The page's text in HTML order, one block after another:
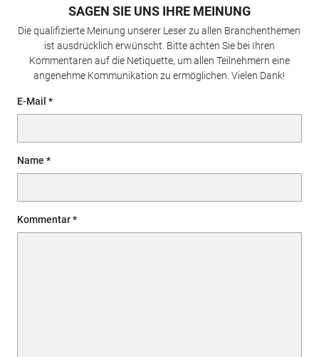
SAGEN SIE UNS IHRE MEINUNG
Die qualifizierte Meinung unserer Leser zu allen Branchenthemen
ist ausdrücklich erwünscht. Bitte achten Sie bei Ihren
Kommentaren auf die Netiquette, um allen Teilnehmern eine
angenehme Kommunikation zu ermöglichen. Vielen Dank!
E-Mail
Name
Kommentar